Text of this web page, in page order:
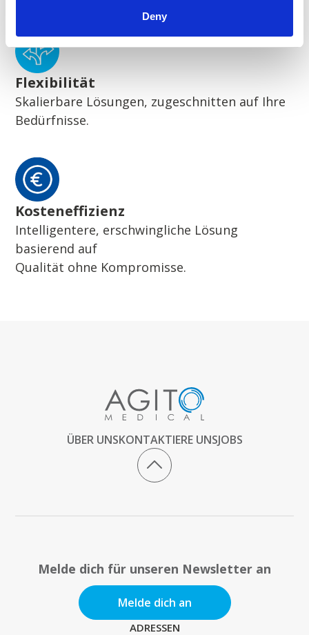
Deny
Flexibilität
Skalierbare Lösungen, zugeschnitten auf Ihre
Bedürfnisse.
Kosteneffizienz
Intelligentere, erschwingliche Lösung
basierend auf
Qualität ohne Kompromisse.
ÜBER UNSKONTAKTIERE UNSJOBS
Melde dich für unseren Newsletter an
Melde dich an
ADRESSEN